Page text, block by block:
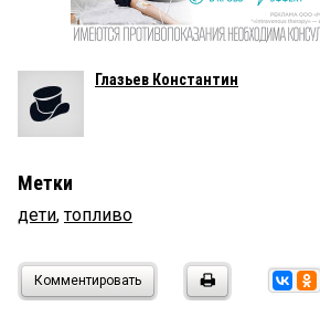
Глазьев Константин
Метки
дети,топливо
Комментировать